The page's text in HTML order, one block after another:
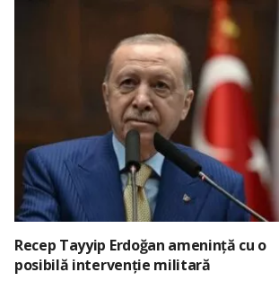
Recep Tayyip Erdoğan amenință cu o
posibilă intervenție militară